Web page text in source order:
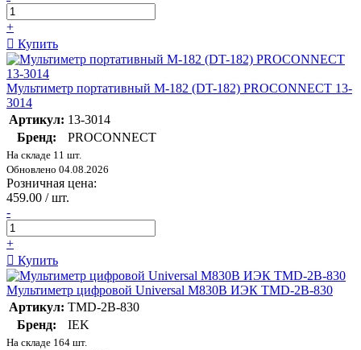
+
Купить
Мультиметр портативный М-182 (DT-182) PROCONNECT 13-
3014
Артикул: 13-3014
Бренд:
PROCONNECT
На складе 11 шт.
Обновлено 04.08.2026
Розничная цена:
459.00 / шт.
-
+
Купить
Мультиметр цифровой Universal M830B ИЭК TMD-2B-830
Артикул: TMD-2B-830
Бренд:
IEK
На складе 164 шт.